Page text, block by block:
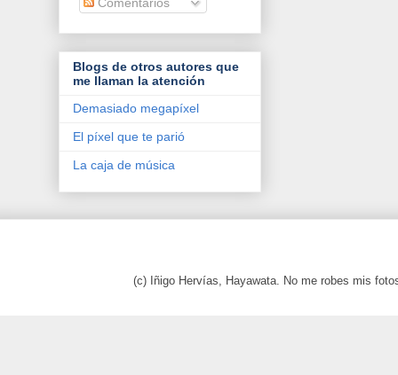
Blogs de otros autores que
me llaman la atención
Demasiado megapíxel
El píxel que te parió
La caja de música
(c) Iñigo Hervías, Hayawata. No me robes mis